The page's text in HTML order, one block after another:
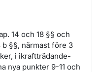
14 och 18 §§ och
b §§, närmast före 3
i ikraftträdande-
nya punkter 9-11 och